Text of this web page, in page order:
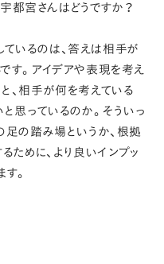
都宮さんはどうですか？
ているのは、答えは相手が
す。アイデアや表現を考え
、相手が何を考えている
と思っているのか。そういっ
足の踏み場というか、根拠
ために、より良いインプッ
。